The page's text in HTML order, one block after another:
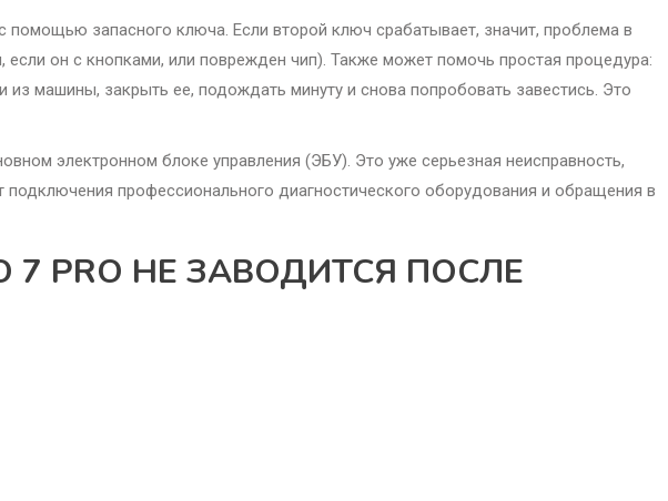
запасного ключа. Если второй ключ срабатывает, значит, проблема в
он с кнопками, или поврежден чип). Также может помочь простая процедура:
из машины, закрыть ее, подождать минуту и снова попробовать завестись. Это
электронном блоке управления (ЭБУ). Это уже серьезная неисправность,
подключения профессионального диагностического оборудования и обращения в
7 PRO НЕ ЗАВОДИТСЯ ПОСЛЕ